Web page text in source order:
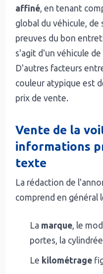
affiné, en tenant
global du véhicule, de
preuves du bon
s'agit d'un véhicule
D'autres facteurs
couleur atypique est
prix de vente.
Vente de la
informations
texte
La rédaction de
comprend en général
La marque, le
portes, la
Le kilométrage